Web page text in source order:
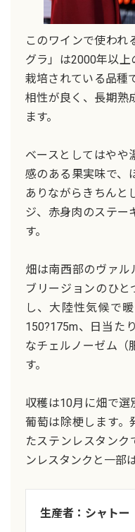
このワインで使わ
グラ」は2000年以上
栽培されている品種
相性が良く、長期熟
ます。
ベースとしてはやや
感のある果実味で、
ありながらきちんと
ジ、赤身肉のステー
す。
畑は南西部のヴァ
ブリージョンのひと
し、大陸性気候で
150?175m、日当た
なチェルノーゼム（
す。
収穫は10月に畑で選
葡萄は除梗します。
たステンレスタンク
ンレスタンクと一部
生産者：シャト